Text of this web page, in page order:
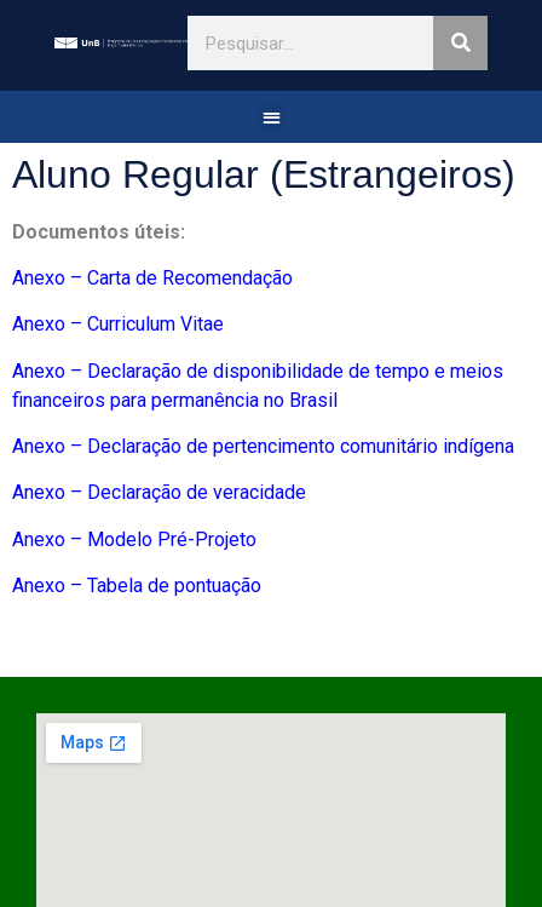
Aluno Regular (Estrangeiros)
Documentos úteis:
Anexo – Carta de Recomendação
Anexo – Curriculum Vitae
Anexo – Declaração de disponibilidade de tempo e meios
financeiros para permanência no Brasil
Anexo – Declaração de pertencimento comunitário indígena
Anexo – Declaração de veracidade
Anexo – Modelo Pré-Projeto
Anexo – Tabela de pontuação